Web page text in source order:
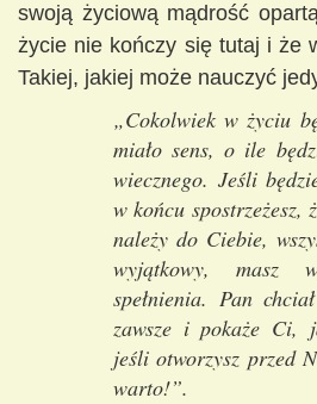
swoją życiową mądrość
życie nie kończy się tutaj i że
Takiej, jakiej może nauczyć
„Cokolwiek w życiu
miało sens, o ile
wiecznego. Jeśli
w końcu
należy do Ciebie,
wyjątkowy, masz
spełnienia. Pan
zawsze i pokaże Ci,
jeśli otworzysz przed
warto!”.